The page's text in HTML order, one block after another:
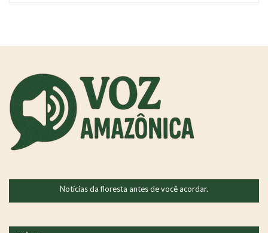
Notícias da floresta antes de você acordar.